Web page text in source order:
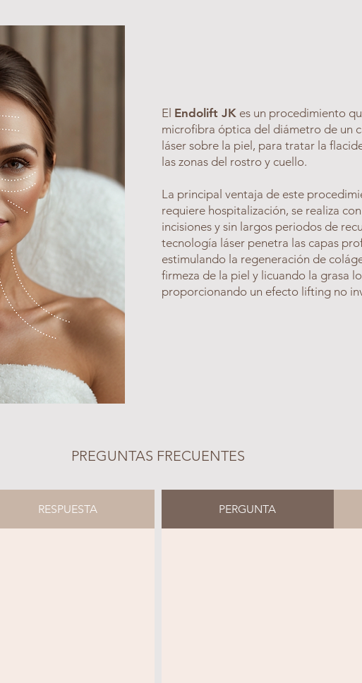
El Endolift JK es un procedimiento
microfibra óptica del diámetro de un
láser sobre la piel, para tratar la
las zonas del rostro y cuello.
La principal ventaja de este
requiere hospitalización, se realiza
incisiones y sin largos periodos de
tecnología láser penetra las capas
estimulando la regeneración de
firmeza de la piel y licuando la grasa
proporcionando un efecto lifting no
PREGUNTAS FRECUENTES
RESPUESTA PERGUNTA